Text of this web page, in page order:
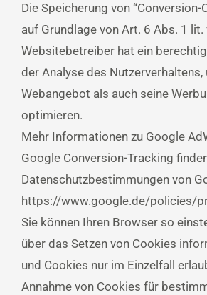
Die Speicherung von
auf Grundlage von Art. 6 Abs. 1 lit.
Websitebetreiber hat ein
der Analyse des
Webangebot als auch seine
optimieren.
Mehr Informationen zu Google
Google Conversion-Tracking
Datenschutzbestimmungen von
https://www.google.de/policies/
Sie können Ihren Browser so
über das Setzen von Cookies
und Cookies nur im Einzelfall
Annahme von Cookies für